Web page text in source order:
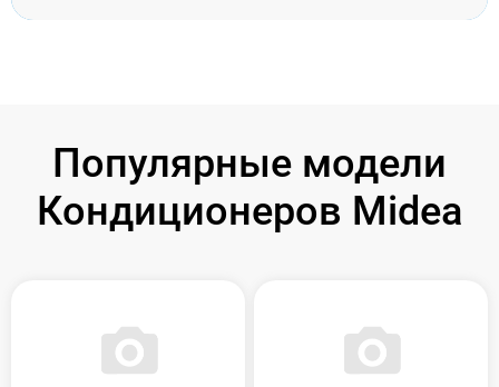
Популярные модели
Кондиционеров Midea